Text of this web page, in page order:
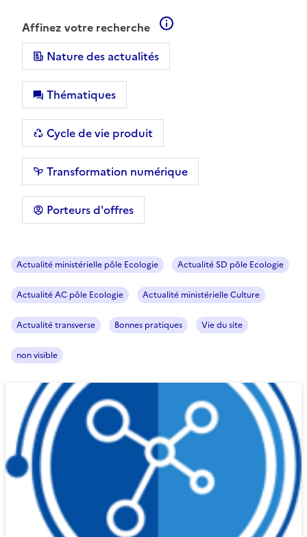
Affinez votre recherche
Nature des actualités
Thématiques
Cycle de vie produit
Transformation numérique
Porteurs d'offres
Actualité ministérielle pôle Ecologie Actualité SD pôle Ecologie
Actualité AC pôle Ecologie Actualité ministérielle Culture
Actualité transverse Bonnes pratiques Vie du site
non visible